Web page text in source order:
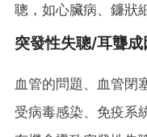
聰，如心臟病、鐮狀
突發性失聰/耳聾成
血管的問題、血管閉
受病毒感染、免疫系